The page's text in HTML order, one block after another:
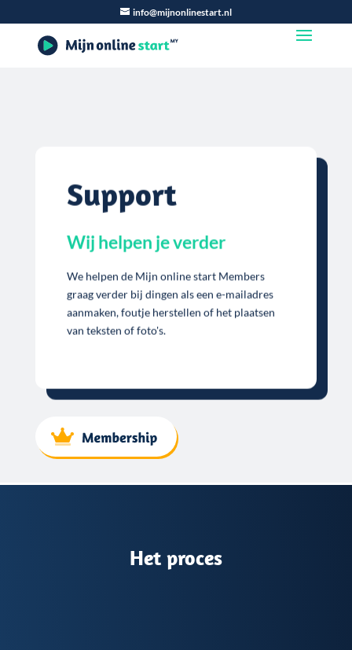
info@mijnonlinestart.nl
Support
Wij helpen je verder
We helpen de Mijn online start Members
graag verder bij dingen als een e-mailadres
aanmaken, foutje herstellen of het plaatsen
van teksten of foto's.
Het proces